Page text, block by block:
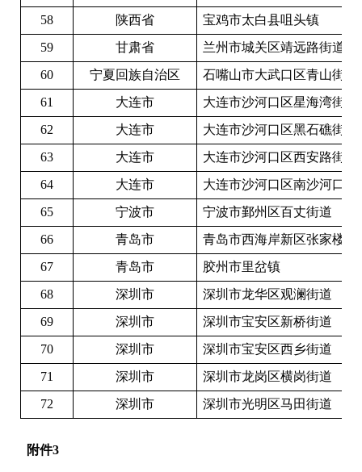
58
陕西省
宝鸡市太白县咀头镇
59
甘肃省
兰州市城关区靖远路街道
60
宁夏回族自治区
石嘴山市大武口区青山街道
61
大连市
大连市沙河口区星海湾街道
62
大连市
大连市沙河口区黑石礁街道
63
大连市
大连市沙河口区西安路街道
64
大连市
大连市沙河口区南沙河口街
65
宁波市
宁波市鄞州区百丈街道
66
青岛市
青岛市西海岸新区张家楼街
67
青岛市
胶州市里岔镇
68
深圳市
深圳市龙华区观澜街道
69
深圳市
深圳市宝安区新桥街道
70
深圳市
深圳市宝安区西乡街道
71
深圳市
深圳市龙岗区横岗街道
72
深圳市 深圳市光明区马田街道
附件3